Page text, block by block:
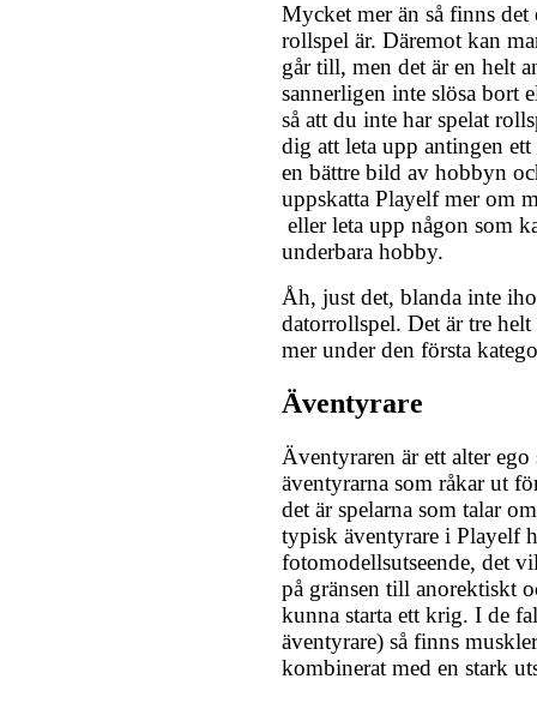
Mycket mer än så finns det
rollspel är. Däremot kan
går till, men det är en helt
sannerligen inte slösa bort
så att du inte har spelat
dig att leta upp antingen
en bättre bild av hobbyn
uppskatta Playelf mer om
eller leta upp någon som
underbara hobby.
Åh, just det, blanda inte
datorrollspel. Det är tre
mer under den första
Äventyrare
Äventyraren är ett alter ego
äventyrarna som råkar ut
det är spelarna som talar
typisk äventyrare i Playelf
fotomodellsutseende, det
på gränsen till anorektiskt
kunna starta ett krig. I de
äventyrare) så finns
kombinerat med en stark